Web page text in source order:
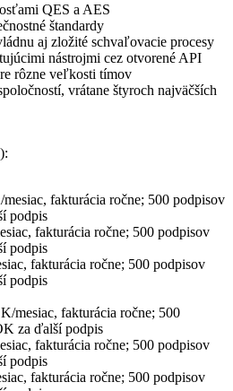
QES a AES
štandardy
aj zložité schvaľovacie procesy
nástrojmi cez otvorené API
rôzne veľkosti tímov
vrátane štyroch najväčších
fakturácia ročne; 500 podpisov
podpis
fakturácia ročne; 500 podpisov
podpis
fakturácia ročne; 500 podpisov
podpis
mesiac, fakturácia ročne; 500
za ďalší podpis
fakturácia ročne; 500 podpisov
podpis
fakturácia ročne; 500 podpisov